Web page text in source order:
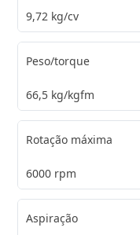
9,72 kg/cv
Peso/torque
66,5 kg/kgfm
Rotação máxima
6000 rpm
Aspiração